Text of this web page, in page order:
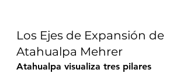
Los Ejes de Expansión de
Atahualpa Mehrer
Atahualpa visualiza tres pilares